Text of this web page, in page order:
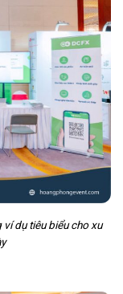
dụ tiêu biểu cho xu